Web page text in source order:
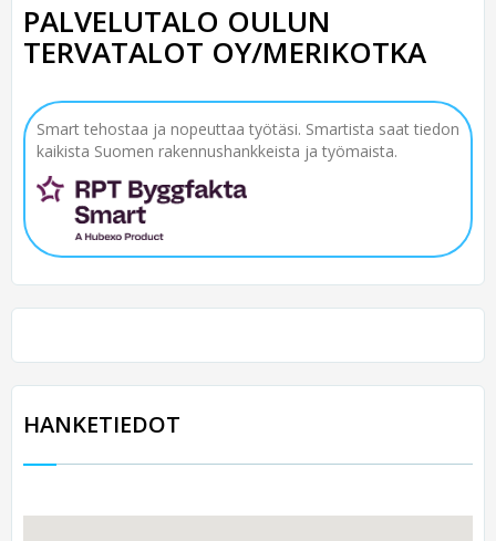
PALVELUTALO OULUN
TERVATALOT OY/MERIKOTKA
Smart tehostaa ja nopeuttaa työtäsi. Smartista saat tiedon
kaikista Suomen rakennushankkeista ja työmaista.
HANKETIEDOT